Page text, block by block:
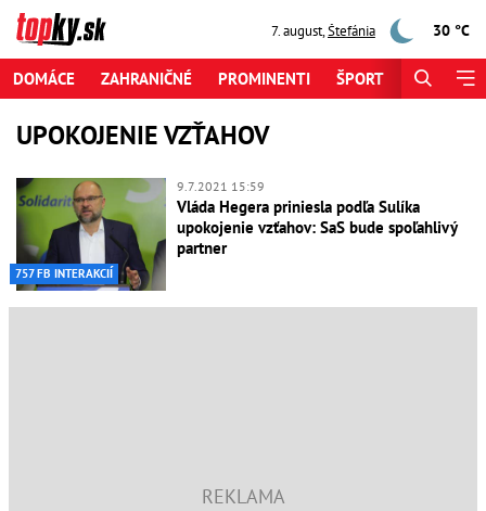
7. august,Štefánia 30 °C
DOMÁCE ZAHRANIČNÉ PROMINENTI ŠPORT
UPOKOJENIE VZŤAHOV
757 FB INTERAKCIÍ
9.7.2021 15:59
Vláda Hegera priniesla podľa Sulíka
upokojenie vzťahov: SaS bude spoľahlivý
partner